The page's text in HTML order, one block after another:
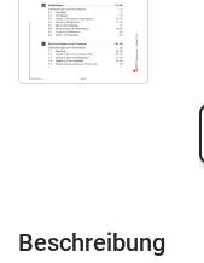
Beschreibung